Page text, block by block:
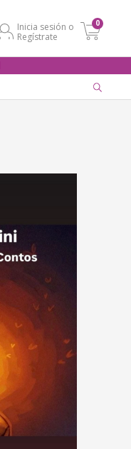
Inicia sesión o
Regístrate
0